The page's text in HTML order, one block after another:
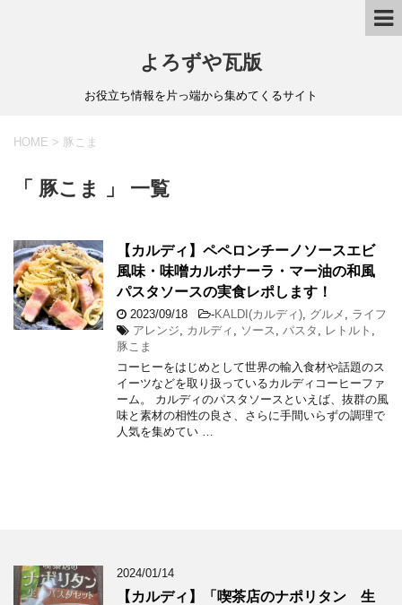
よろずや瓦版
お役立ち情報を片っ端から集めてくるサイト
HOME > 豚こま
「 豚こま 」 一覧
【カルディ】ペペロンチーノソースエビ
風味・味噌カルボナーラ・マー油の和風
パスタソースの実食レポします！
2023/09/18 -KALDI(カルディ) グルメ
ライフ
アレンジ
カルディ ソース パスタ レトルト
豚こま
コーヒーをはじめとして世界の輸入食材や話題のス
イーツなどを取り扱っているカルディコーヒーファ
ーム。 カルディのパスタソースといえば、抜群の風
味と素材の相性の良さ、さらに手間いらずの調理で
人気を集めてい …
2024/01/14
【カルディ】「喫茶店のナポリタン 生